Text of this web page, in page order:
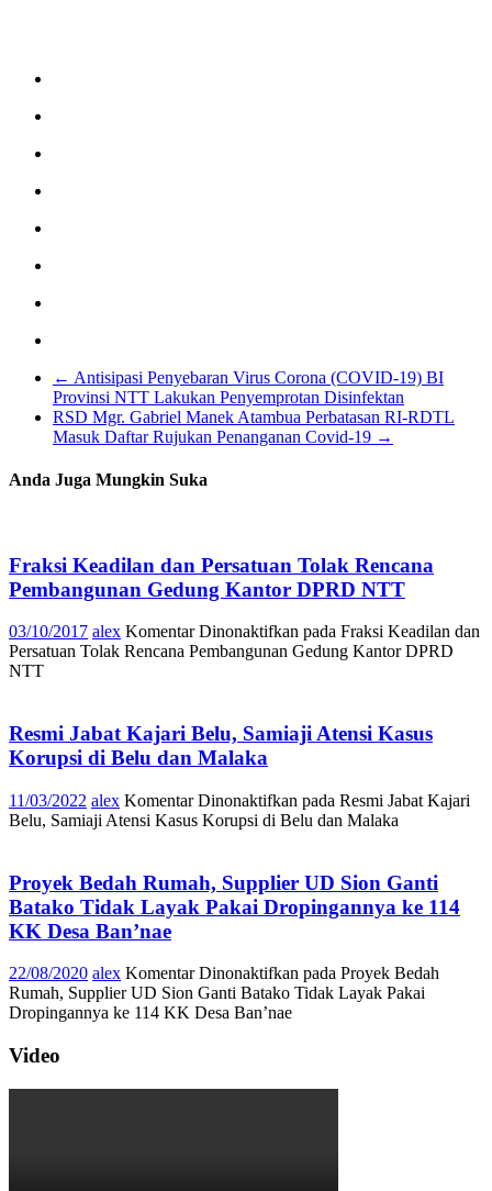
← Antisipasi Penyebaran Virus Corona (COVID-19) BI
Provinsi NTT Lakukan Penyemprotan Disinfektan
RSD Mgr. Gabriel Manek Atambua Perbatasan RI-RDTL
Masuk Daftar Rujukan Penanganan Covid-19 →
Anda Juga Mungkin Suka
Fraksi Keadilan dan Persatuan Tolak Rencana
Pembangunan Gedung Kantor DPRD NTT
03/10/2017 alex Komentar Dinonaktifkan pada Fraksi Keadilan dan
Persatuan Tolak Rencana Pembangunan Gedung Kantor DPRD
NTT
Resmi Jabat Kajari Belu, Samiaji Atensi Kasus
Korupsi di Belu dan Malaka
11/03/2022 alex Komentar Dinonaktifkan pada Resmi Jabat Kajari
Belu, Samiaji Atensi Kasus Korupsi di Belu dan Malaka
Proyek Bedah Rumah, Supplier UD Sion Ganti
Batako Tidak Layak Pakai Dropingannya ke 114
KK Desa Ban’nae
22/08/2020 alex Komentar Dinonaktifkan pada Proyek Bedah
Rumah, Supplier UD Sion Ganti Batako Tidak Layak Pakai
Dropingannya ke 114 KK Desa Ban’nae
Video